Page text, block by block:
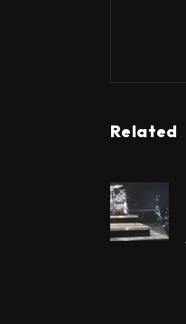
Related